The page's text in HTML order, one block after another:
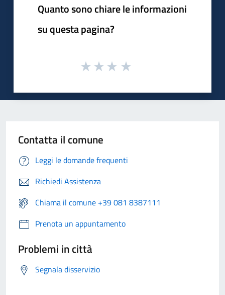
Quanto sono chiare le informazioni
su questa pagina?
Contatta il comune
Leggi le domande frequenti
Richiedi Assistenza
Chiama il comune +39 081 8387111
Prenota un appuntamento
Problemi in città
Segnala disservizio